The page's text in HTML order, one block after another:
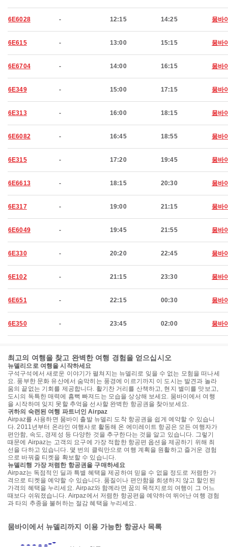
6E6028 - 12:15 14:25 뭄바
6E615 - 13:00 15:15 뭄바
6E6704 - 14:00 16:15 뭄바
6E349 - 15:00 17:15 뭄바
6E313 - 16:00 18:15 뭄바
6E6082 - 16:45 18:55 뭄바
6E315 - 17:20 19:45 뭄바
6E6613 - 18:15 20:30 뭄바
6E317 - 19:00 21:15 뭄바
6E6049 - 19:45 21:55 뭄바
6E330 - 20:20 22:45 뭄바
6E102 - 21:15 23:30 뭄바
6E651 - 22:15 00:30 뭄바
6E350 - 23:45 02:00 뭄바
최고의 여행을 찾고 완벽한 여행 경험을 얻으십시오
뉴델리으로 여행을 시작하세요
구석구석에서 새로운 이야기가 펼쳐지는 뉴델리로 잊을 수 없는 모험을 떠나세
요. 풍부한 문화 유산에서 숨막히는 풍경에 이르기까지 이 도시는 발견과 놀라
움의 끝없는 기회를 제공합니다. 활기찬 거리를 산책하고, 현지 별미를 맛보고,
도시의 독특한 매력에 흠뻑 빠져드는 모습을 상상해 보세요. 뭄바이에서 여행
을 시작하며 잊지 못할 추억을 선사할 완벽한 항공권을 찾아보세요.
귀하의 숙련된 여행 파트너인 Airpaz
Airpaz를 사용하면 뭄바이 출발 뉴델리 도착 항공권을 쉽게 예약할 수 있습니
다. 2011년부터 온라인 여행사로 활동해 온 에미레이트 항공은 모든 여행자가
편안함, 속도, 경제성 등 다양한 것을 추구한다는 것을 알고 있습니다. 그렇기
때문에 Airpaz는 고객의 요구에 가장 적합한 항공편 옵션을 제공하기 위해 최
선을 다하고 있습니다. 몇 번의 클릭만으로 여행 계획을 원활하고 즐거운 경험
으로 바꿔줄 티켓을 확보할 수 있습니다.
뉴델리행 가장 저렴한 항공권을 구매하세요
Airpaz는 독점적인 딜과 특별 혜택을 제공하여 믿을 수 없을 정도로 저렴한 가
격으로 티켓을 예약할 수 있습니다. 품질이나 편안함을 희생하지 않고 할인된
가격의 혜택을 누리세요. Airpaz와 함께라면 꿈의 목적지로의 여행이 그 어느
때보다 쉬워졌습니다. Airpaz에서 저렴한 항공편을 예약하여 뛰어난 여행 경험
과 타의 추종을 불허하는 절감 혜택을 누리세요.
뭄바이에서 뉴델리까지 이용 가능한 항공사 목록